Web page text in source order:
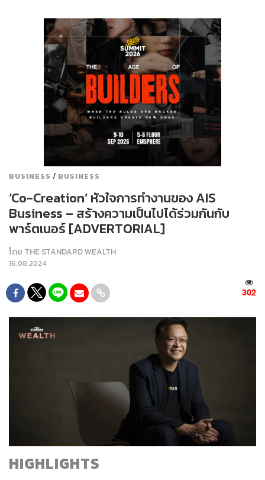
BUSINESS / BUSINESS
‘Co-Creation’ หัวใจการทำงานของ AIS
Business – สร้างความเป็นไปได้ร่วมกันกับ
พาร์ตเนอร์ [ADVERTORIAL]
โดย THE STANDARD WEALTH
16.08.2024
302
HIGHLIGHTS